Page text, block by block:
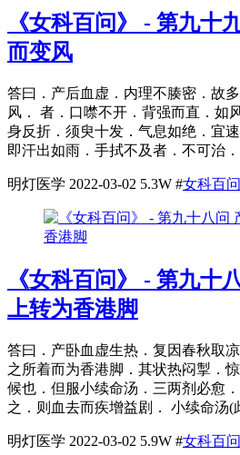
《女科百问》 - 第九十
而变风
答曰．产后血虚．内理不腠密．故
风． 者．口噤不开．背强而直．如
身反折．须臾十发．气息如绝．宜
即汗出如雨．手拭不及者．不可治
明灯医学 2022-03-02 5.3W #女科百问
《女科百问》 - 第九十
上转为香港脚
答曰．产卧血虚生热．复因春秋取
之所着而为香港脚．其状热闷掣．
候也．但服小续命汤．三两剂必愈
之．则血去而疾增益剧． 小续命汤(
明灯医学 2022-03-02 5.9W #女科百问